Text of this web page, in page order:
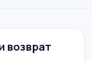
возврат